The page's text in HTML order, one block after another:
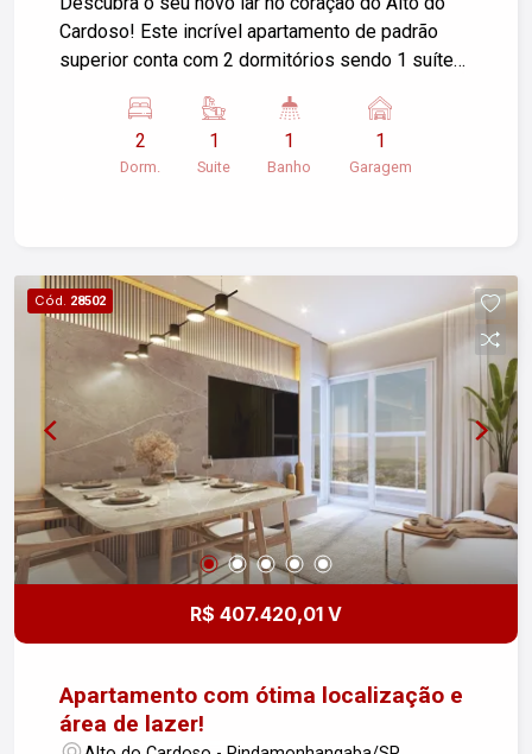
Cardoso! Este incrível apartamento de padrão
superior conta com 2 dormitórios sendo 1 suíte
com conforto e praticidade. A cozinha americana
é perfeita para quem aprecia um ambiente
integrado, facilitando a interação durante as
na varanda gourmet, onde você poderá receber
amigos e familiares com uma vista panorâmica
deslumbrante. Além disso, o apartamento possui
1 banheiro e 1 vaga de garagem, garantindo a
conveniência que você merece. Com uma área útil
de 73,16m², este espaço é ideal para quem
busca qualidade de vida e conforto. A entrega
está prevista para outubro de 2028, oferecendo a
oportunidade de adquirir um imóvel novo e
moderno em uma das melhores localizações de
Pindamonhangaba. Não perca essa chance de
viver em um lugar que reúne tudo o que você e
sua família precisam. Entre em contato para mais
2
Dorm.
1
Suite
1
Banho
1
Garagem
Cód. 28502
R$ 407.420,01 V
Apartamento com ótima localização e
área de lazer!